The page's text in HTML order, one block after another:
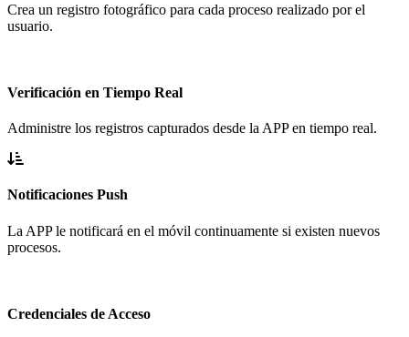
Crea un registro fotográfico para cada proceso realizado por el
usuario.
Verificación en Tiempo Real
Administre los registros capturados desde la APP en tiempo real.
Notificaciones Push
La APP le notificará en el móvil continuamente si existen nuevos
procesos.
Credenciales de Acceso